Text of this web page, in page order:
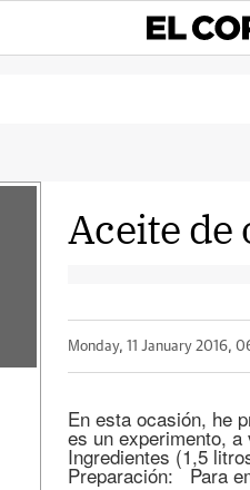
Aceite de
Monday, 11 January 2016,
En esta ocasión, he
es un experimento,
Ingredientes (1,5
Preparación: Para